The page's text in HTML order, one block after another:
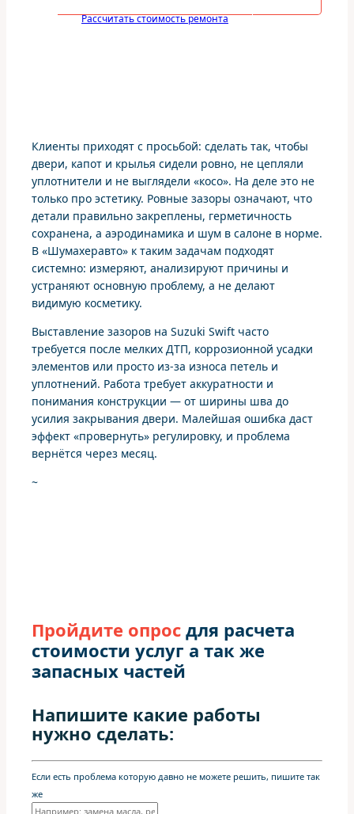
Рассчитать стоимость ремонта
Клиенты приходят с просьбой: сделать так, чтобы
двери, капот и крылья сидели ровно, не цепляли
уплотнители и не выглядели «косо». На деле это не
только про эстетику. Ровные зазоры означают, что
детали правильно закреплены, герметичность
сохранена, а аэродинамика и шум в салоне в норме.
В «Шумахеравто» к таким задачам подходят
системно: измеряют, анализируют причины и
устраняют основную проблему, а не делают
видимую косметику.
Выставление зазоров на Suzuki Swift часто
требуется после мелких ДТП, коррозионной усадки
элементов или просто из‑за износа петель и
уплотнений. Работа требует аккуратности и
понимания конструкции — от ширины шва до
усилия закрывания двери. Малейшая ошибка даст
эффект «провернуть» регулировку, и проблема
вернётся через месяц.
~
Пройдите опрос для расчета
стоимости услуг а так же
запасных частей
Напишите какие работы
нужно сделать:
Если есть проблема которую давно не можете решить, пишите так
же